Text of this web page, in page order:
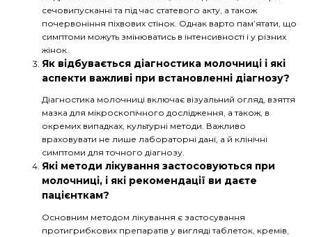
сечовипусканні та під час статевого акту, а також
почервоніння піхвових стінок. Однак варто пам’ятати, що
симптоми можуть змінюватись в інтенсивності і у різних
жінок.
Як відбувається діагностика молочниці і які
аспекти важливі при встановленні діагнозу?
Діагностика молочниці включає візуальний огляд, взяття
мазка для мікроскопічного дослідження, а також, в
окремих випадках, культурні методи. Важливо
враховувати не лише лабораторні дані, а й клінічні
симптоми для точного діагнозу.
Які методи лікування застосовуються при
молочниці, і які рекомендації ви даєте
пацієнткам?
Основним методом лікування є застосування
протигрибкових препаратів у вигляді таблеток, кремів,